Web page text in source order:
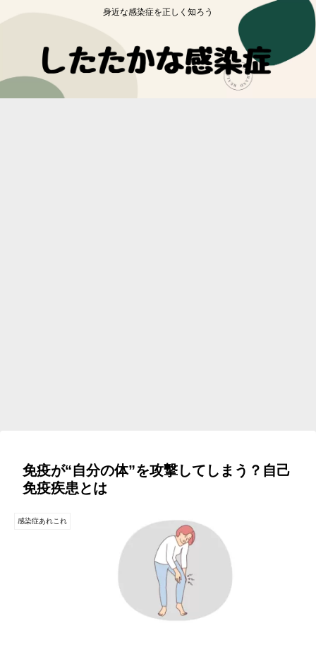
身近な感染症を正しく知ろう
免疫が“自分の体”を攻撃してしまう？自己
免疫疾患とは
感染症あれこれ